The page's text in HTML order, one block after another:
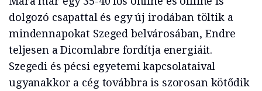
dolgozó csapattal és egy új irodában töltik a
mindennapokat Szeged belvárosában, Endre
teljesen a Dicomlabre fordítja energiáit.
Szegedi és pécsi egyetemi kapcsolataival
ugyanakkor a cég továbbra is szorosan kötődik